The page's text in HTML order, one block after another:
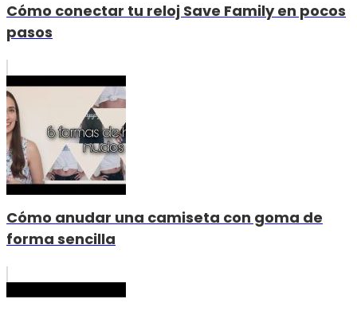
Cómo conectar tu reloj Save Family en pocos
pasos
Cómo anudar una camiseta con goma de
forma sencilla